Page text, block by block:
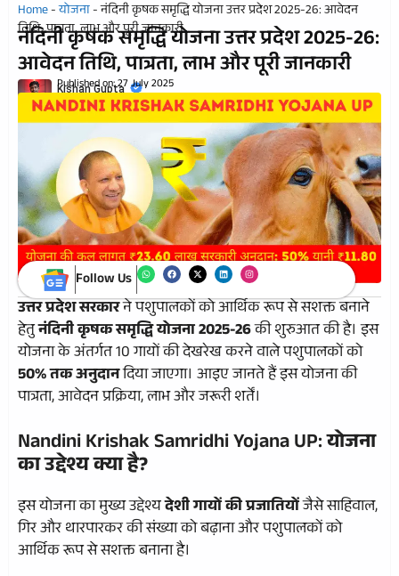
Home-योजना-नंदिनी कृषक समृद्धि योजना उत्तर प्रदेश 2025-26: आवेदन
तिथि, पात्रता, लाभ और पूरी जानकारी
नंदिनी कृषक समृद्धि योजना उत्तर प्रदेश 2025-26:
आवेदन तिथि, पात्रता, लाभ और पूरी जानकारी
Kishan Gupta
Published on:27 July 2025
Follow Us
उत्तर प्रदेश सरकारने पशुपालकों को आर्थिक रूप से सशक्त बनाने
हेतुनंदिनी कृषक समृद्धि योजना 2025-26की शुरुआत की है। इस
योजना के अंतर्गत 10 गायों की देखरेख करने वाले पशुपालकों को
50% तक अनुदानदिया जाएगा। आइए जानते हैं इस योजना की
पात्रता, आवेदन प्रक्रिया, लाभ और जरूरी शर्तें।
Nandini Krishak Samridhi Yojana UP:योजना
का उद्देश्य क्या है?
इस योजना का मुख्य उद्देश्यदेशी गायों की प्रजातियोंजैसे साहिवाल,
गिर और थारपारकर की संख्या को बढ़ाना और पशुपालकों को
आर्थिक रूप से सशक्त बनाना है।